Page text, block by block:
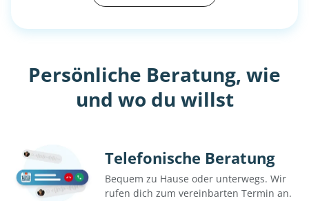
Persönliche Beratung, wie
und wo du willst
Telefonische Beratung
Bequem zu Hause oder unterwegs. Wir
rufen dich zum vereinbarten Termin an.